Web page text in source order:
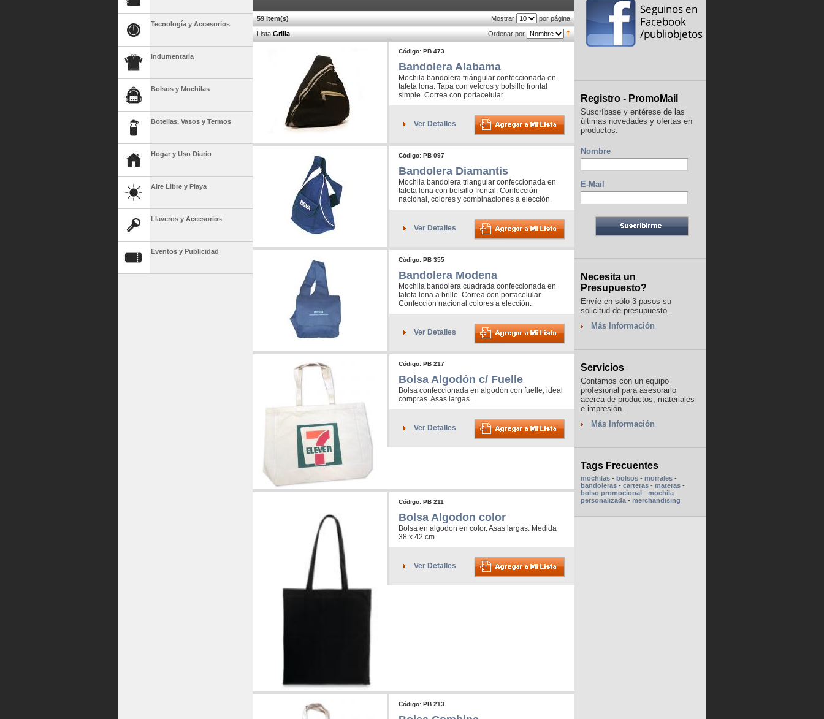
Tecnología y Accesorios
Indumentaria
Bolsos y Mochilas
Botellas, Vasos y Termos
Hogar y Uso Diario
Aire Libre y Playa
Llaveros y Accesorios
Eventos y Publicidad
Registro - PromoMail
Suscríbase y entérese de las
últimas novedades y ofertas en
productos.
Nombre
E-Mail
Necesita un
Presupuesto?
Envíe en sólo 3 pasos su
solicitud de presupuesto.
Más Información
Servicios
Contamos con un equipo
profesional para asesorarlo
acerca de productos, materiales
e impresión.
Más Información
Tags Frecuentes
mochilas - bolsos - morrales -
bandoleras - carteras - materas -
bolso promocional - mochila
personalizada - merchandising
59 item(s) Mostrar por página
ListaGrilla Ordenar por
Código: PB 473
Bandolera Alabama
Mochila bandolera triángular confeccionada en
tafeta lona. Tapa con velcros y bolsillo frontal
simple. Correa con portacelular.
Ver Detalles
Código: PB 097
Bandolera Diamantis
Mochila bandolera triangular confeccionada en
tafeta lona con bolsillo frontal. Confección
nacional, colores y combinaciones a elección.
Ver Detalles
Código: PB 355
Bandolera Modena
Mochila bandolera cuadrada confeccionada en
tafeta lona a brillo. Correa con portacelular.
Confección nacional colores a elección.
Ver Detalles
Código: PB 217
Bolsa Algodón c/ Fuelle
Bolsa confeccionada en algodón con fuelle, ideal
compras. Asas largas.
Ver Detalles
Código: PB 211
Bolsa Algodon color
Bolsa en algodon en color. Asas largas. Medida
38 x 42 cm
Ver Detalles
Código: PB 213